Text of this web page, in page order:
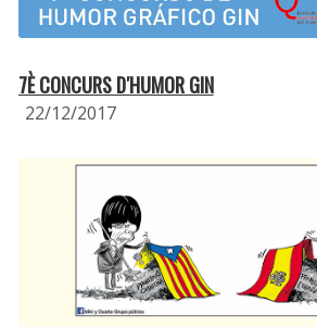
7È CONCURS D′HUMOR GIN
22/12/2017